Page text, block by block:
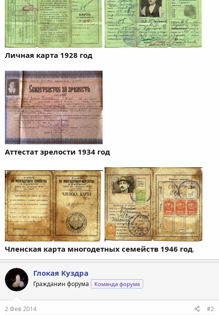
Личная карта 1928 год
Аттестат зрелости 1934 год
Членская карта многодетных семейств 1946 год.
Глокая Куздра
Гражданин форума Команда форума
2 Фев 2014 #2